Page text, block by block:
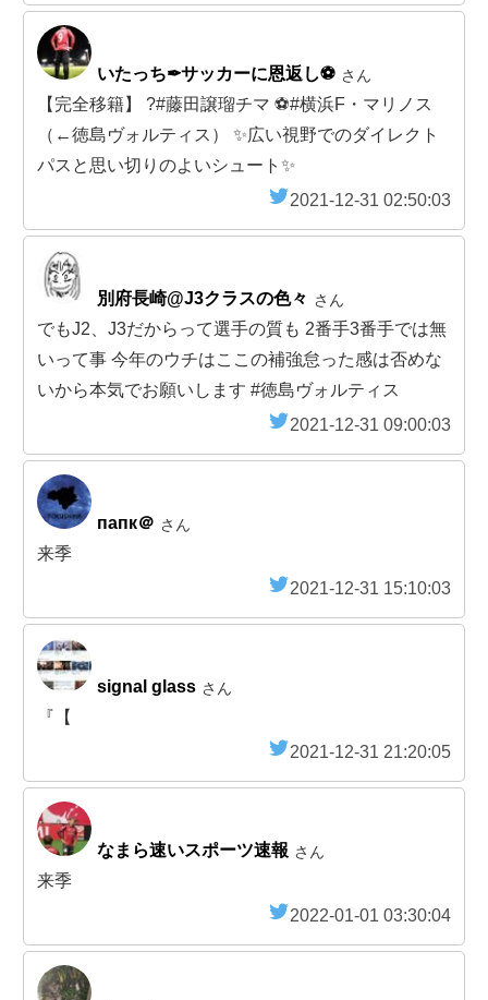
いたっち✒サッカーに恩返し⚽ さん
【完全移籍】 ?#藤田譲瑠チマ ⚽#横浜F・マリノス
（←徳島ヴォルティス） ✨広い視野でのダイレクト
パスと思い切りのよいシュート✨
2021-12-31 02:50:03
別府長崎@J3クラスの色々 さん
でもJ2、J3だからって選手の質も 2番手3番手では無
いって事 今年のウチはここの補強怠った感は否めな
いから本気でお願いします #徳島ヴォルティス
2021-12-31 09:00:03
папк＠ さん
来季
2021-12-31 15:10:03
signal glass さん
『【
2021-12-31 21:20:05
なまら速いスポーツ速報 さん
来季
2022-01-01 03:30:04